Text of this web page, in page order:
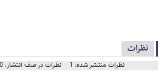
نظرات
نظرات منتشر شده: 1 نظرات در صف انتشار: 0